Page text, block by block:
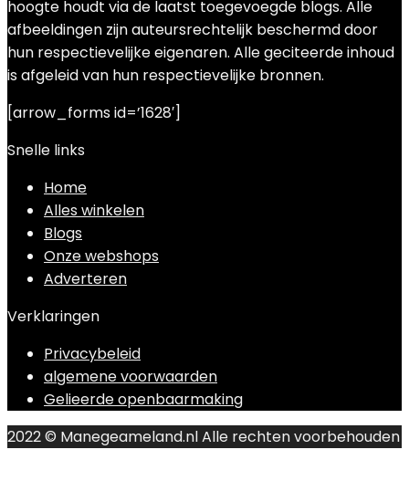
hoogte houdt via de laatst toegevoegde blogs. Alle
afbeeldingen zijn auteursrechtelijk beschermd door
hun respectievelijke eigenaren. Alle geciteerde inhoud
is afgeleid van hun respectievelijke bronnen.
[arrow_forms id=’1628′]
Snelle links
Home
Alles winkelen
Blogs
Onze webshops
Adverteren
Verklaringen
Privacybeleid
algemene voorwaarden
Gelieerde openbaarmaking
2022 © Manegeameland.nl Alle rechten voorbehouden